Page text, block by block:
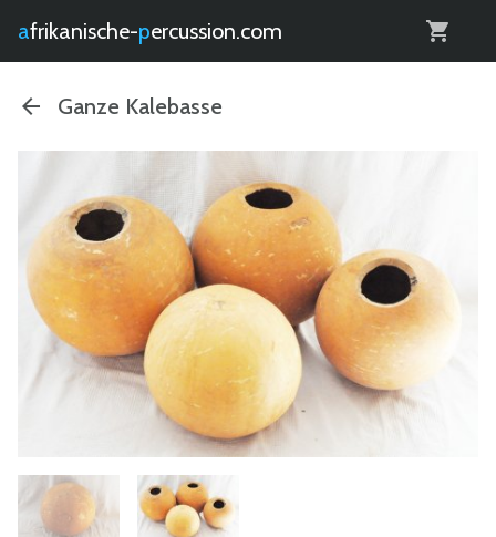
afrikanische- percussion.com
Ganze Kalebasse